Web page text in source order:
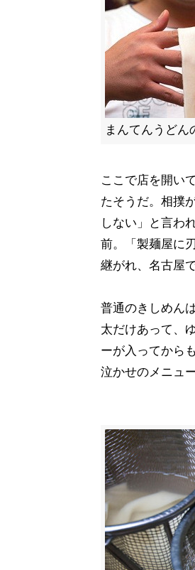
まんてんうどん
ここで店を開い
たそうだ。相撲
しない」と言わ
前。「製麺屋に
継がれ、名古屋
普通のきしめん
太だけあって、
ーが入ってから
泣かせのメニュ